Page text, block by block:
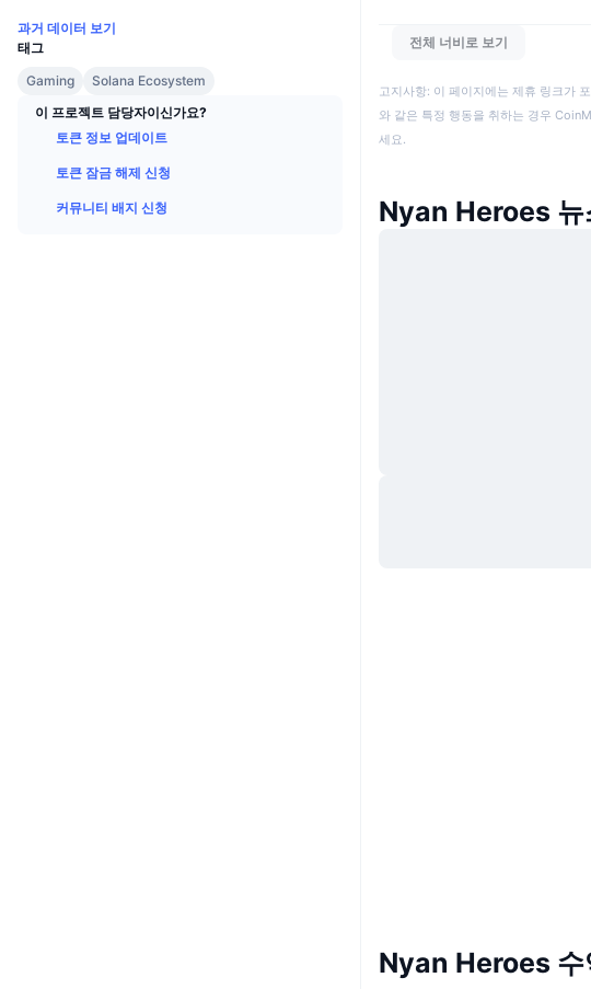
과거 데이터 보기
태그
Gaming
Solana Ecosystem
이 프로젝트 담당자이신가요?
토큰 정보 업데이트
토큰 잠금 해제 신청
커뮤니티 배지 신청
전체 너비로 보기
고지사항: 이 페이지에는 제휴 링크가
와 같은 특정 행동을 취하는 경우
세요.
Nyan Heroes 뉴
Nyan Heroes 수